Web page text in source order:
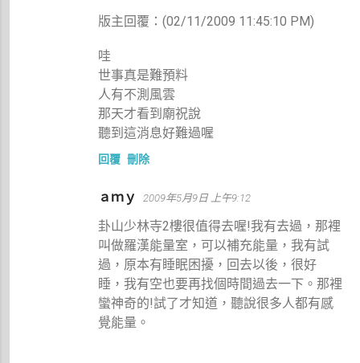
版主回覆：(02/11/2009 11:45:10 PM)
哇
世事真是難預料
人有不測風雲
那天才看到廟祝說
聽到這消息好難過喔
回覆 刪除
ａｍｙ 2009年5月9日 上午9:12
卦山少林寺2樓很值得去喔!我有去過，那裡
叫做羅漢能量室，可以補充能量，我有試
過，原本有睡眠困擾，回去以後，很好
睡，我有空也要再找個時間過去一下。那裡
蠻神奇的!試了才知道，聽說很多人都有感
覺能量。